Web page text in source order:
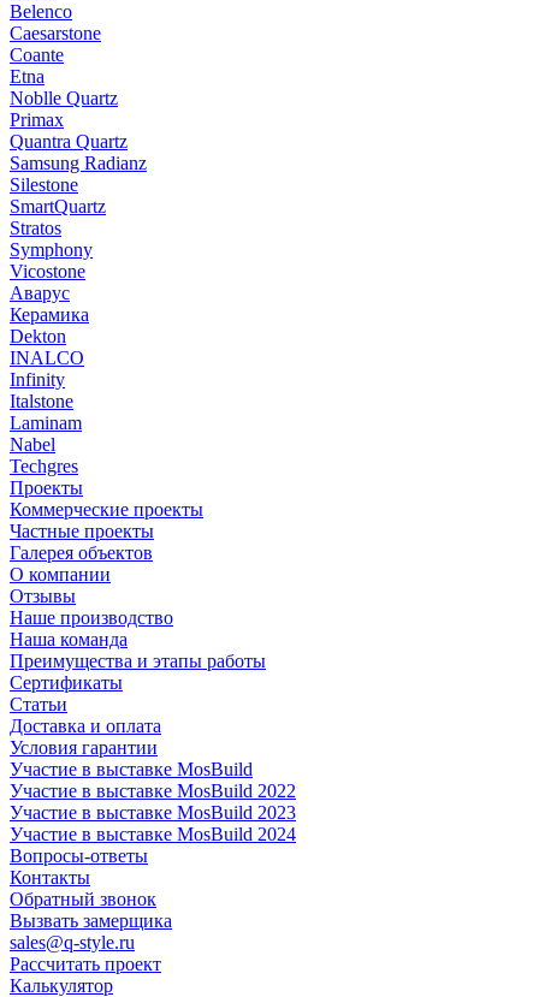
Belenco
Caesarstone
Coante
Etna
Noblle Quartz
Primax
Quantra Quartz
Samsung Radianz
Silestone
SmartQuartz
Stratos
Symphony
Vicostone
Аварус
Керамика
Dekton
INALCO
Infinity
Italstone
Laminam
Nabel
Techgres
Проекты
Коммерческие проекты
Частные проекты
Галерея объектов
О компании
Отзывы
Наше производство
Наша команда
Преимущества и этапы работы
Сертификаты
Статьи
Доставка и оплата
Условия гарантии
Участие в выставке MosBuild
Участие в выставке MosBuild 2022
Участие в выставке MosBuild 2023
Участие в выставке MosBuild 2024
Вопросы-ответы
Контакты
Обратный звонок
Вызвать замерщика
sales@q-style.ru
Рассчитать проект
Калькулятор